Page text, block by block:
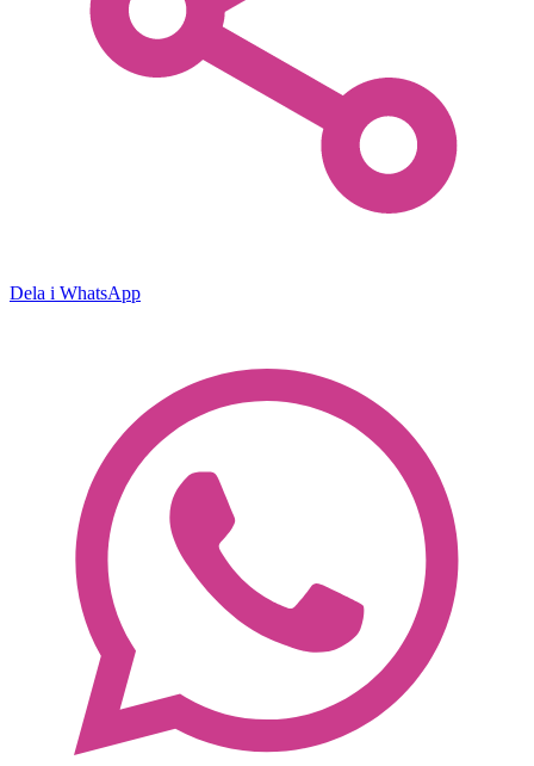
Dela i WhatsApp